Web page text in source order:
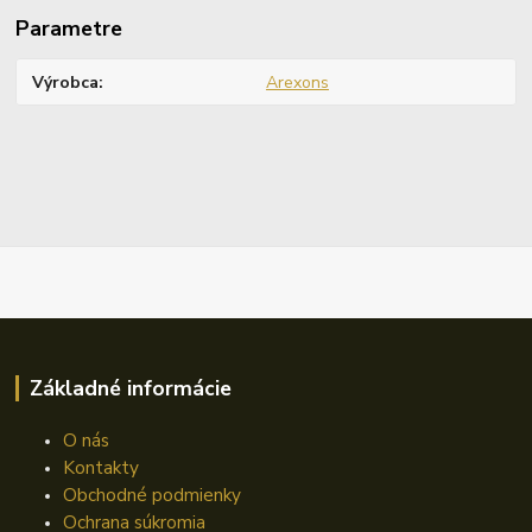
Parametre
Výrobca Arexons
Základné informácie
O nás
Kontakty
Obchodné podmienky
Ochrana súkromia